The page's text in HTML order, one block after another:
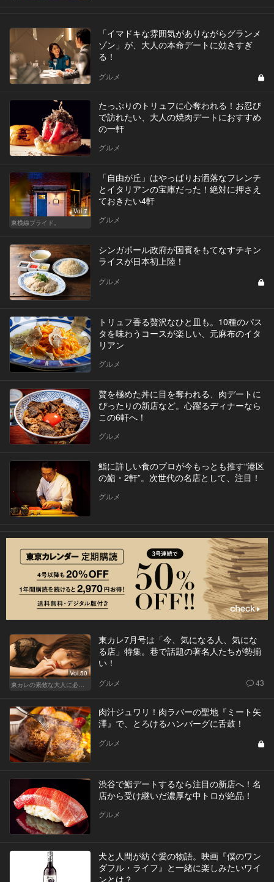
「イマドキな雰囲気がありながらグランメ
ゾン」が、大人の本命デートに効きすぎ
る！
グルメ
たっぷりのトリュフに心奪われる！お忍び
で訪れたい、大人の焼肉デートにおすすめ
の一軒
グルメ
Vol.7
東横線プライド。
「自由が丘」はやっぱりお洒落なフレンチ
とイタリアンの宝庫だった！絶対に押さえ
ておきたい4軒
グルメ
シンガポール政府が国賓をもてなすチキン
ライスが日本初上陸！
グルメ
トリュフ香る贅沢なひと皿も。10種のパス
タを味わうコースが楽しい、元麻布のイタ
リアン
グルメ
贅を極めた丼に目を奪われる、肉デートに
ぴったりの新店など。心躍るディナーなら
この6軒へ！
グルメ
鮨に詳しい食のプロが今もっとも推す“港区
の鮨・2軒”。次世代の名店として、注目！
グルメ
Vol.50
東カレの素敵な大人に必要なこと
東カレ7月号は「今、気になる人、気にな
る店」特集。巷で話題の著名人たちが勢揃
い！
グルメ 43
肉汁ジュワリ！肉ラバーの聖地『ミート矢
澤』で、とろけるハンバーグに舌鼓！
グルメ
渋谷で鮨デートするなら注目の新店へ！名
店から受け継いだ濃厚な中トロが絶品！
グルメ
犬と人間が紡ぐ愛の物語。映画『僕のワン
ダフル・ライフ』と一緒に楽しみたいワイ
ンとは？